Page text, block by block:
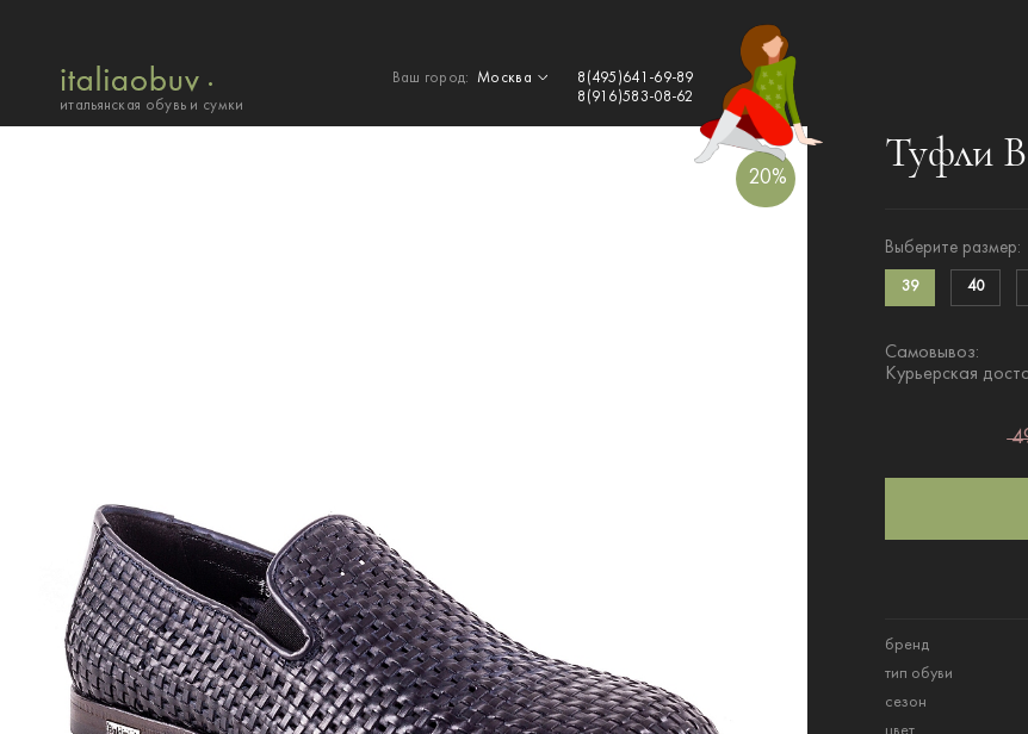
итальянская обувь и сумки
Ваш город:Москва
8(495)641-69-89
8(916)583-08-62
20%
Туфли
Выберите размер:
39 40
Самовывоз:
Курьерская
бренд
тип обуви
сезон